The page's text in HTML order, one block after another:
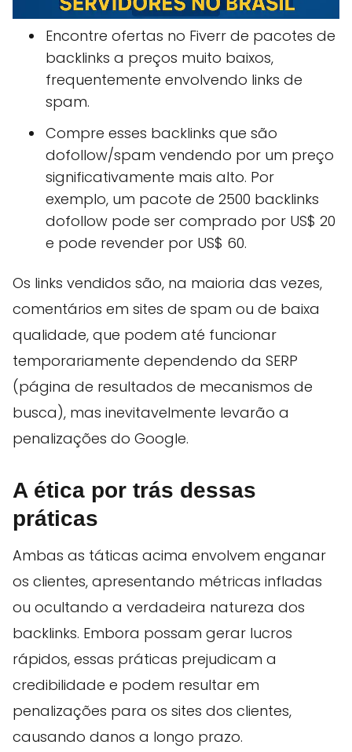
Encontre ofertas no Fiverr de pacotes de
backlinks a preços muito baixos,
frequentemente envolvendo links de
spam.
Compre esses backlinks que são
dofollow/spam vendendo por um preço
significativamente mais alto. Por
exemplo, um pacote de 2500 backlinks
dofollow pode ser comprado por US$ 20
e pode revender por US$ 60.
Os links vendidos são, na maioria das vezes,
comentários em sites de spam ou de baixa
qualidade, que podem até funcionar
temporariamente dependendo da SERP
(página de resultados de mecanismos de
busca), mas inevitavelmente levarão a
penalizações do Google.
A ética por trás dessas
práticas
Ambas as táticas acima envolvem enganar
os clientes, apresentando métricas infladas
ou ocultando a verdadeira natureza dos
backlinks. Embora possam gerar lucros
rápidos, essas práticas prejudicam a
credibilidade e podem resultar em
penalizações para os sites dos clientes,
causando danos a longo prazo.